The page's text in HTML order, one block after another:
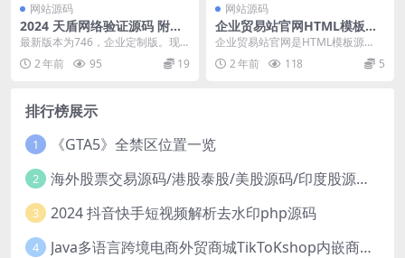
网站源码
2024 天盾网络验证源码 附视
频教程
最新版本为746，企业定制版。现
在正在意义上的离线版已出来， 天
盾746离线版不...
2 年前 95 19
网站源码
企业贸易站官网HTML模板源
码
企业贸易站官网是HTML模板源
码，提供完整源代码二改的是：
【两套AI官网】cha...
2 年前 118 5
排行榜展示
1 《GTA5》全禁区位置一览
2 海外股票交易源码/港股泰股/美股源码/印度股源码/马拉西亚股票源码/国际股票配资
3 2024 抖音快手短视频解析去水印php源码
4 Java多语言跨境电商外贸商城TikToKshop内嵌商城I商家入驻I一键铺